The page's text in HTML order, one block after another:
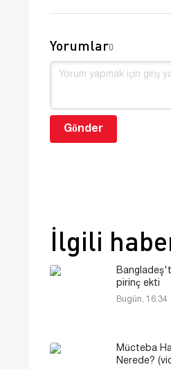
Yorumlar0
Gönder
İlgili
pirinç ekti
Bugün, 16:34
Mücteba
Nerede?